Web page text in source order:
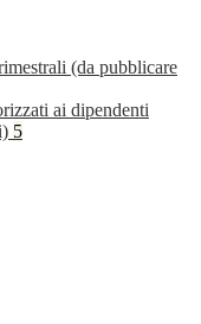
(da pubblicare
ai dipendenti
5